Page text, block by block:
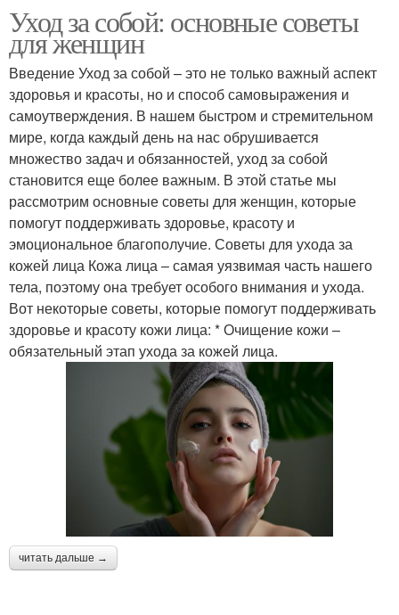
Уход за собой: основные советы
для женщин
Введение Уход за собой – это не только важный аспект
здоровья и красоты, но и способ самовыражения и
самоутверждения. В нашем быстром и стремительном
мире, когда каждый день на нас обрушивается
множество задач и обязанностей, уход за собой
становится еще более важным. В этой статье мы
рассмотрим основные советы для женщин, которые
помогут поддерживать здоровье, красоту и
эмоциональное благополучие. Советы для ухода за
кожей лица Кожа лица – самая уязвимая часть нашего
тела, поэтому она требует особого внимания и ухода.
Вот некоторые советы, которые помогут поддерживать
здоровье и красоту кожи лица: * Очищение кожи –
обязательный этап ухода за кожей лица.
читать дальше →